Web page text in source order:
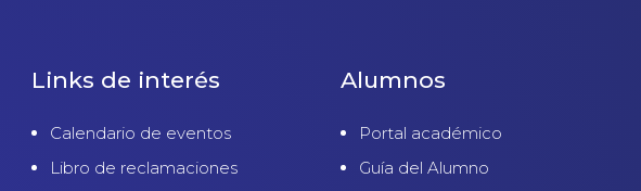
Links de interés
Calendario de eventos
Libro de reclamaciones
Alumnos
Portal académico
Guía del Alumno